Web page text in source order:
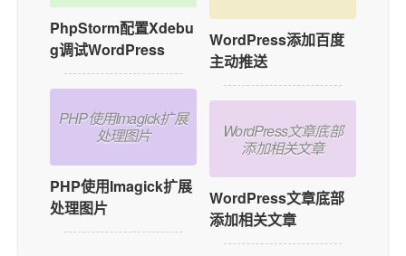
PhpStorm配置Xdebu
g调试WordPress
PHP使用Imagick扩展
处理图片
PHP使用Imagick扩展
处理图片
WordPress添加百度
主动推送
WordPress文章底部
添加相关文章
WordPress文章底部
添加相关文章